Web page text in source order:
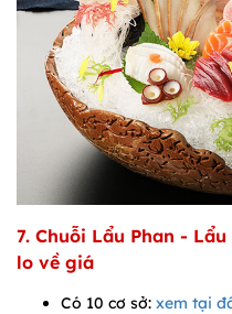
7. Chuỗi Lẩu Phan -
lo về giá
Có 10 cơ sở: xem tại